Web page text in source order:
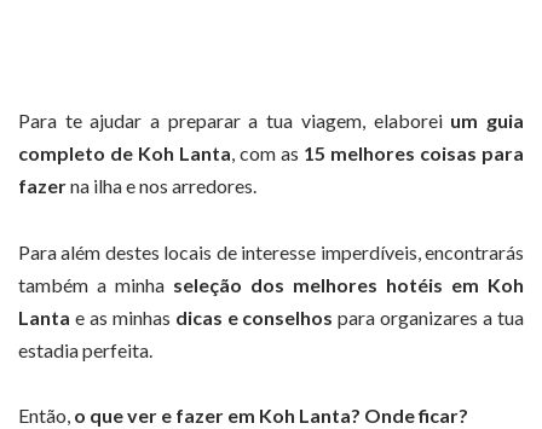
Para te ajudar a preparar a tua viagem, elaborei um guia
completo de Koh Lanta, com as 15 melhores coisas para
fazerna ilha e nos arredores.
Para além destes locais de interesse imperdíveis, encontrarás
também a minha seleção dos melhores hotéis em Koh
Lanta e as minhas dicas e conselhos para organizares a tua
estadia perfeita.
Então, o que ver e fazer em Koh Lanta? Onde ficar?